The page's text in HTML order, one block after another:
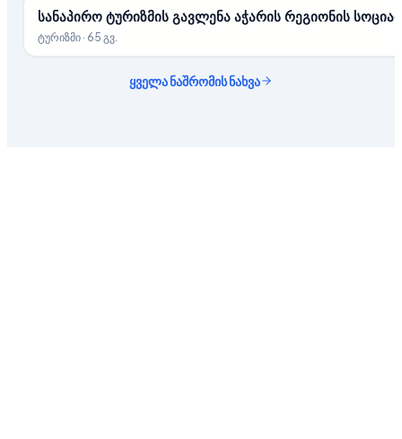
სანაპირო ტურიზმის გავლენა აჭარის რეგიონის
ტურიზმი· 65 გვ.
ყველა ნაშრომის ნახვა